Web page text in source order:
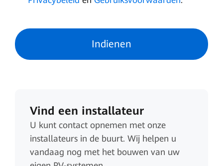
Indienen
Vind een installateur
U kunt contact opnemen met onze
installateurs in de buurt. Wij helpen u
vandaag nog met het bouwen van uw